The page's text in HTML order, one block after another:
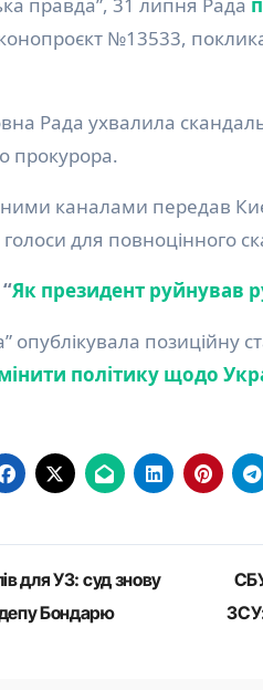
правда”, 31 липня Рада
№13533,
Рада ухвалила
прокурора.
каналами передав
для повноцінного
“Як президент руйнував
опублікувала позиційну
політику щодо
для УЗ: суд знову
Бондарю